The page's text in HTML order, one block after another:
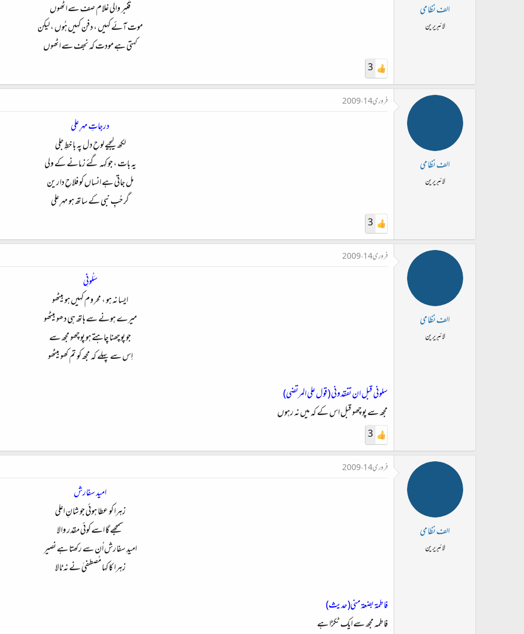
الف نظامی
لائبریرین
قَنبر والی غلام صف سے اٹھوں
موت آئے کہیں ، دفن کہیں ہُوں ، لیکن
کہتی ہے مودت کہ نجف سے اٹھوں​
3
الف نظامی
لائبریرین
فروری 14، 2009
درجاتِ مہرِ علی
لکھ لیجیے لوحِ دل پہ با خطِ جلی
یہ بات ، جو کہہ گئے زمانے کے ولی
مل جاتی ہے انساں کو فلاحِ دارین
گر حُبِ نبی کے ساتھ ہو مہرِ علی​
3
الف نظامی
لائبریرین
فروری 14، 2009
سَلُونِی
ایسا نہ ہو ، محروم کہیں ہو بیٹھو
میرے ہونے سے ہاتھ ہی دھو بیٹھو
جو پوچھنا چاہتے ہو پوچھو مجھ سے
اِس سے پہلے کہ مجھ کو تم کھو بیٹھو​
سلونی قبل ان تفقدونی (قول علی المرتضی)
مجھ سے پوچھو قبل اس کے کہ میں نہ رہوں
3
الف نظامی
لائبریرین
فروری 14، 2009
امید سفارش
زہرا کو عطا ہوئی جو شانِ اعلی
سمجھے گا اسے کوئی مقدر والا
امیدِ سفارش اُن سے رکھتا ہے نصیر
زہرا کا کہا مُصطفیٰ نے نہ ٹالا​
فاطمۃ بضعۃ‌ منی(حدیث)
فاطمہ مجھ سے ایک ٹکڑا ہے